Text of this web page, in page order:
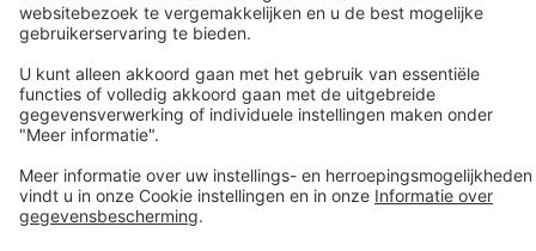
Bestellen in onze webshop
Community